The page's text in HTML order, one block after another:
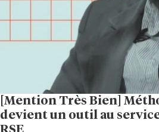
[Mention Très Bien]
devient un outil au